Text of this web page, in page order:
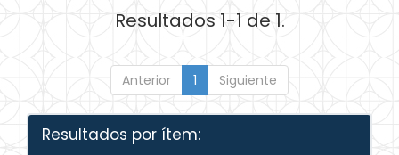
Resultados 1-1 de 1.
Anterior 1 Siguiente
Resultados por ítem: